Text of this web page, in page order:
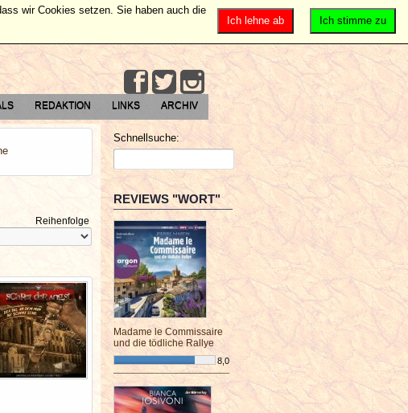
REDAKTION LINKS ARCHIV
Reihenfolge
Schnellsuche:
REVIEWS "WORT"
Madame le Commissaire
und die tödliche Rallye
8,0
¯¯¯¯¯¯¯¯¯¯¯¯¯¯¯¯¯¯¯¯¯¯¯¯
Ich stimme zu
Ich lehne ab
wir Cookies setzen. Sie haben auch die